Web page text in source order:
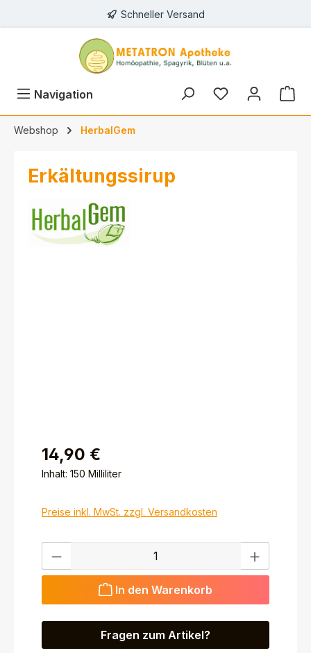
Schneller Versand
Navigation
Webshop HerbalGem
Erkältungssirup
14,90 €
Inhalt: 150 Milliliter
Preise inkl. MwSt. zzgl. Versandkosten
Produkt Anzahl: Gib den gewünschten Wert ein
In den Warenkorb
Fragen zum Artikel?